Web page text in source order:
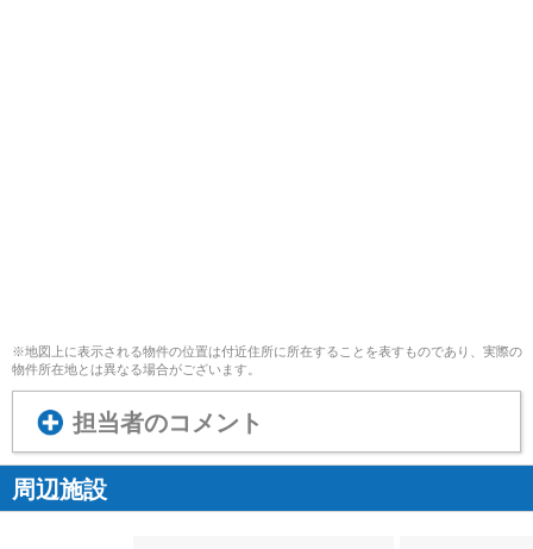
※地図上に表示される物件の位置は付近住所に所在することを表すものであり、実際の
物件所在地とは異なる場合がございます。
担当者のコメント
周辺施設